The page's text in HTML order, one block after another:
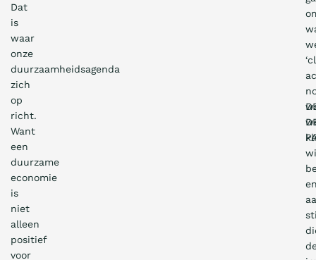
Dat
is
waar
onze
duurzaamheidsagenda
zich
op
richt.
Want
een
duurzame
economie
is
niet
alleen
positief
voor